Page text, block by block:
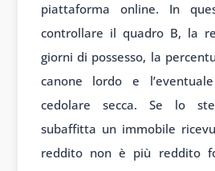
piattaforma online. In
controllare il quadro B, la
giorni di possesso, la
canone lordo e
cedolare secca. Se lo
subaffitta un immobile
reddito non è più reddito